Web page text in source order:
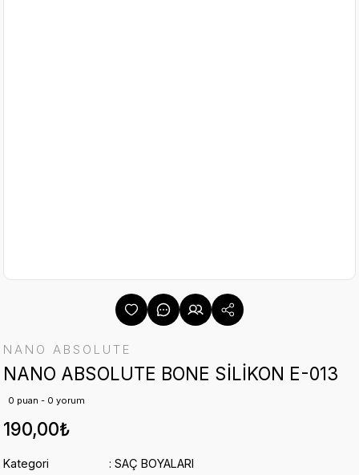
NANO ABSOLUTE
NANO ABSOLUTE BONE SİLİKON E-013
0 puan - 0 yorum
190,00₺
Kategori
SAÇ BOYALARI